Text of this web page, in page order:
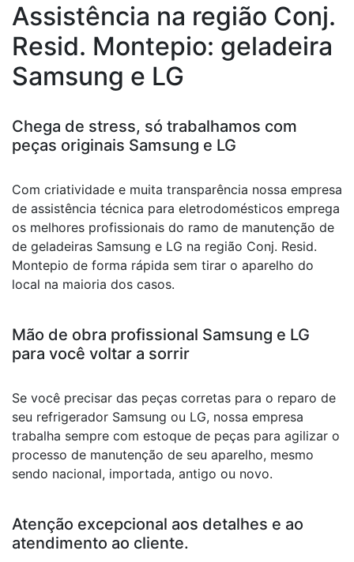
Assistência na região Conj.
Resid. Montepio: geladeira
Samsung e LG
Chega de stress, só trabalhamos com
peças originais Samsung e LG
Com criatividade e muita transparência nossa empresa
de assistência técnica para eletrodomésticos emprega
os melhores profissionais do ramo de manutenção de
de geladeiras Samsung e LG na região Conj. Resid.
Montepio de forma rápida sem tirar o aparelho do
local na maioria dos casos.
Mão de obra profissional Samsung e LG
para você voltar a sorrir
Se você precisar das peças corretas para o reparo de
seu refrigerador Samsung ou LG, nossa empresa
trabalha sempre com estoque de peças para agilizar o
processo de manutenção de seu aparelho, mesmo
sendo nacional, importada, antigo ou novo.
Atenção excepcional aos detalhes e ao
atendimento ao cliente.